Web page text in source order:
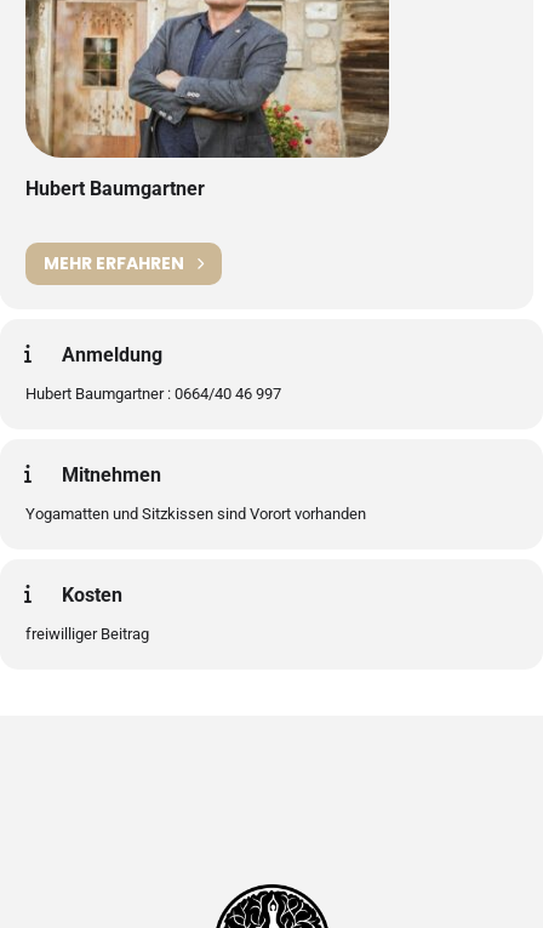
Hubert Baumgartner
MEHR ERFAHREN
Anmeldung
Hubert Baumgartner : 0664/40 46 997
Mitnehmen
Yogamatten und Sitzkissen sind Vorort vorhanden
Kosten
freiwilliger Beitrag